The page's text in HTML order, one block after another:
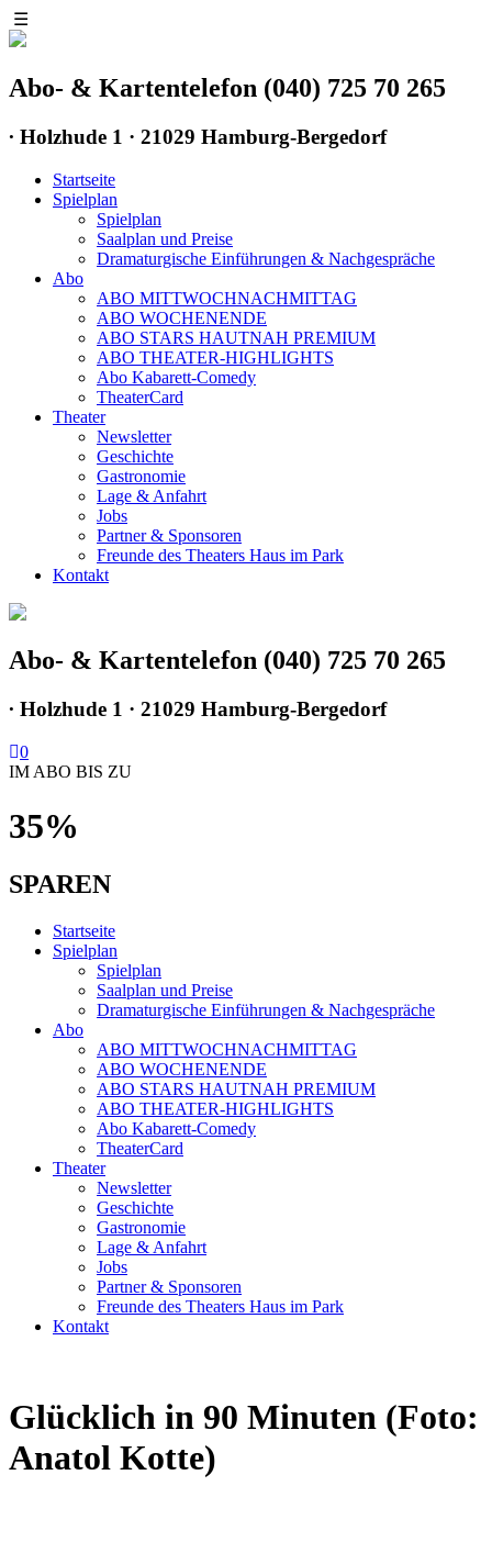
☰
Abo- & Kartentelefon (040) 725 70 265
∙ Holzhude 1 · 21029 Hamburg-Bergedorf
Startseite
Spielplan
Spielplan
Saalplan und Preise
Dramaturgische Einführungen & Nachgespräche
Abo
ABO MITTWOCHNACHMITTAG
ABO WOCHENENDE
ABO STARS HAUTNAH PREMIUM
ABO THEATER-HIGHLIGHTS
Abo Kabarett-Comedy
TheaterCard
Theater
Newsletter
Geschichte
Gastronomie
Lage & Anfahrt
Jobs
Partner & Sponsoren
Freunde des Theaters Haus im Park
Kontakt
Abo- & Kartentelefon (040) 725 70 265
∙ Holzhude 1 · 21029 Hamburg-Bergedorf
0
IM ABO BIS ZU
35%
SPAREN
Startseite
Spielplan
Spielplan
Saalplan und Preise
Dramaturgische Einführungen & Nachgespräche
Abo
ABO MITTWOCHNACHMITTAG
ABO WOCHENENDE
ABO STARS HAUTNAH PREMIUM
ABO THEATER-HIGHLIGHTS
Abo Kabarett-Comedy
TheaterCard
Theater
Newsletter
Geschichte
Gastronomie
Lage & Anfahrt
Jobs
Partner & Sponsoren
Freunde des Theaters Haus im Park
Kontakt
Glücklich in 90 Minuten (Foto:
Anatol Kotte)